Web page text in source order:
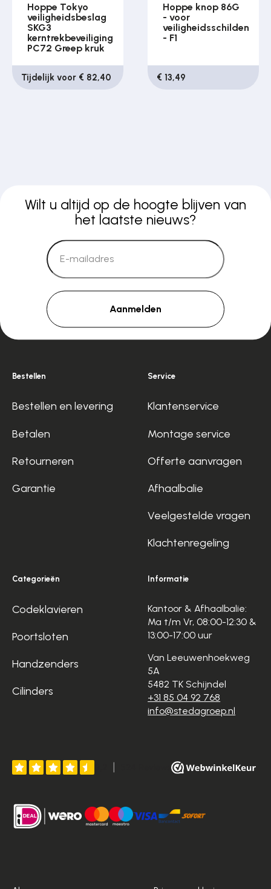
Hoppe Tokyo
veiligheidsbeslag
SKG3
kerntrekbeveiliging
PC72 Greep kruk
Tijdelijk voor € 82,40
Hoppe knop 86G
- voor
veiligheidsschilden
- F1
€ 13,49
Wilt u altijd op de hoogte blijven van
het laatste nieuws?
Aanmelden
Bestellen
Bestellen en levering
Betalen
Retourneren
Garantie
Service
Klantenservice
Montage service
Offerte aanvragen
Afhaalbalie
Veelgestelde vragen
Klachtenregeling
Categorieën
Codeklavieren
Poortsloten
Handzenders
Cilinders
Informatie
Kantoor & Afhaalbalie:
Ma t/m Vr, 08:00-12:30 &
13:00-17:00 uur
Van Leeuwenhoekweg
5A
5482 TK Schijndel
+31 85 04 92 768
info@stedagroep.nl